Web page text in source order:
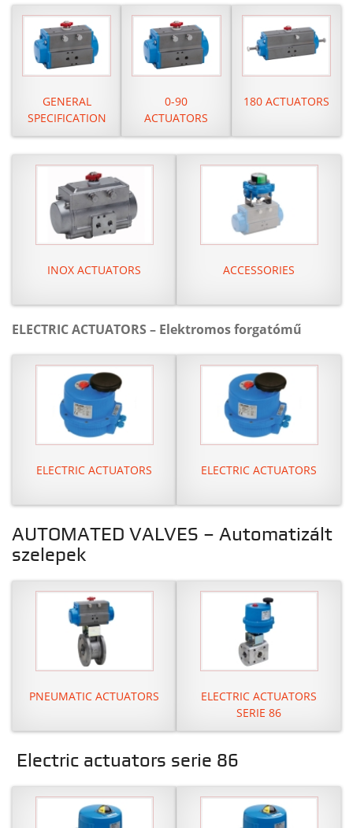
GENERAL
SPECIFICATION
0-90
ACTUATORS
180 ACTUATORS
INOX ACTUATORS ACCESSORIES
ELECTRIC ACTUATORS – Elektromos forgatómű
ELECTRIC ACTUATORS ELECTRIC ACTUATORS
AUTOMATED VALVES – Automatizált
szelepek
PNEUMATIC ACTUATORS
ELECTRIC ACTUATORS
SERIE 86
Electric actuators serie 86